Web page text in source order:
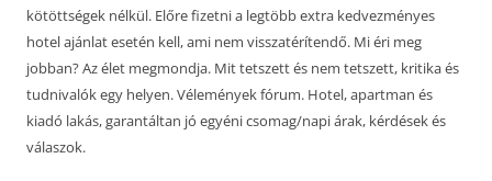
kötöttségek nélkül. Előre fizetni a legtöbb extra kedvezményes
hotel ajánlat esetén kell, ami nem visszatérítendő. Mi éri meg
jobban? Az élet megmondja. Mit tetszett és nem tetszett, kritika és
tudnivalók egy helyen. Vélemények fórum. Hotel, apartman és
kiadó lakás, garantáltan jó egyéni csomag/napi árak, kérdések és
válaszok.